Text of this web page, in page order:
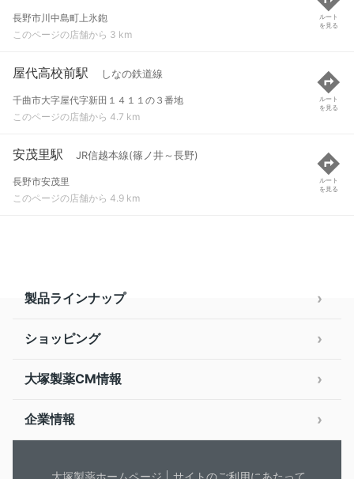
長野市川中島町上氷鉋
このページの店舗から 3 km
ルート
を見る
屋代高校前駅 しなの鉄道線
千曲市大字屋代字新田１４１１の３番地
このページの店舗から 4.7 km
ルート
を見る
安茂里駅 JR信越本線(篠ノ井～長野)
長野市安茂里
このページの店舗から 4.9 km
ルート
を見る
製品ラインナップ
ショッピング
大塚製薬CM情報
企業情報